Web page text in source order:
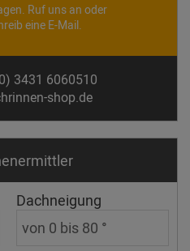
Ruf uns an oder
eine E-Mail.
3431 6060510
shop.de
Dachneigung